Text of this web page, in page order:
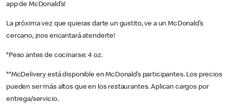
app de McDonald’s!
La próxima vez que quieras darte un gustito, ve a un McDonald’s
cercano, ¡nos encantará atenderte!
*Peso antes de cocinarse: 4 oz.
**McDelivery está disponible en McDonald’s participantes. Los precios
pueden ser más altos que en los restaurantes. Aplican cargos por
entrega/servicio.